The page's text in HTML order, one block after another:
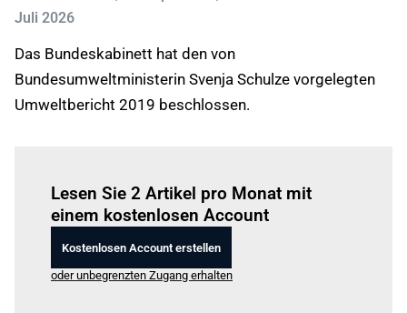
Juli 2026
Das Bundeskabinett hat den von
Bundesumweltministerin Svenja Schulze vorgelegten
Umweltbericht 2019 beschlossen.
Lesen Sie 2 Artikel pro Monat mit
einem kostenlosen Account
Kostenlosen Account erstellen
oder unbegrenzten Zugang erhalten